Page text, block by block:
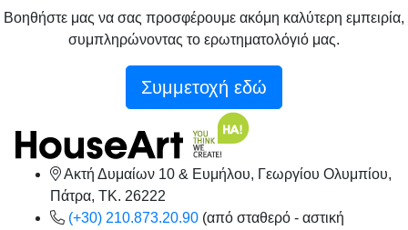
Βοηθήστε μας να σας προσφέρουμε ακόμη καλύτερη εμπειρία,
συμπληρώνοντας το ερωτηματολόγιό μας.
Συμμετοχή εδώ
Ακτή Δυμαίων 10 & Ευμήλου, Γεωργίου Ολυμπίου,
Πάτρα, TK. 26222
(+30) 210.873.20.90 (από σταθερό - αστική